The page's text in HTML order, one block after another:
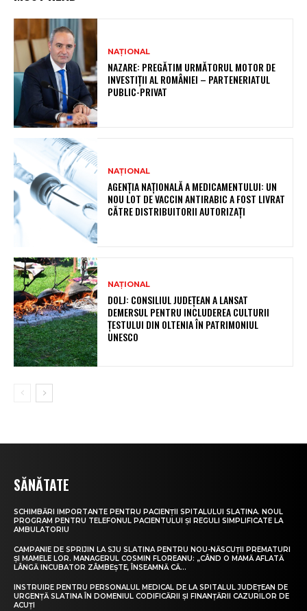
NAȚIONAL
NAZARE: PREGĂTIM URMĂTORUL MOTOR DE
INVESTIȚII AL ROMÂNIEI – PARTENERIATUL
PUBLIC-PRIVAT
NAȚIONAL
AGENȚIA NAȚIONALĂ A MEDICAMENTULUI: UN
NOU LOT DE VACCIN ANTIRABIC A FOST LIVRAT
CĂTRE DISTRIBUITORII AUTORIZAȚI
NAȚIONAL
DOLJ: CONSILIUL JUDEȚEAN A LANSAT
DEMERSUL PENTRU INCLUDEREA CULTURII
ȚESTULUI DIN OLTENIA ÎN PATRIMONIUL
UNESCO
SĂNĂTATE
SCHIMBĂRI IMPORTANTE PENTRU PACIENȚII SPITALULUI SLATINA. NOUL
PROGRAM PENTRU TELEFONUL PACIENTULUI ȘI REGULI SIMPLIFICATE LA
AMBULATORIU
CAMPANIE DE SPRIJIN LA SJU SLATINA PENTRU NOU-NĂSCUȚII PREMATURI
ȘI MAMELE LOR. MANAGERUL COSMIN FLOREANU: „CÂND O MAMĂ AFLATĂ
LÂNGĂ INCUBATOR ZÂMBEȘTE, ÎNSEAMNĂ CĂ...
INSTRUIRE PENTRU PERSONALUL MEDICAL DE LA SPITALUL JUDEȚEAN DE
URGENȚĂ SLATINA ÎN DOMENIUL CODIFICĂRII ȘI FINANȚĂRII CAZURILOR DE
ACUȚI